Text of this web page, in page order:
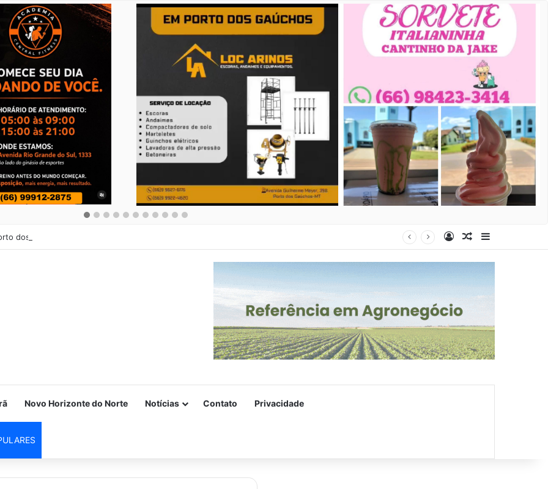
dos Gaúchos: Secretaria de Cultura abre cadastro para Noite Cultural dia 15 de agosto na Praça EntrarArtigo aleatório
Barra Lateral
Novo Horizonte do Norte Notícias Contato Privacidade